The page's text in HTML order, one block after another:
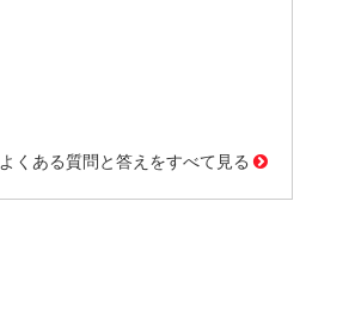
よくある質問と答えをすべて見る